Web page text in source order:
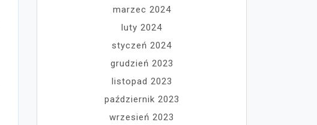
marzec 2024
luty 2024
styczeń 2024
grudzień 2023
listopad 2023
październik 2023
wrzesień 2023